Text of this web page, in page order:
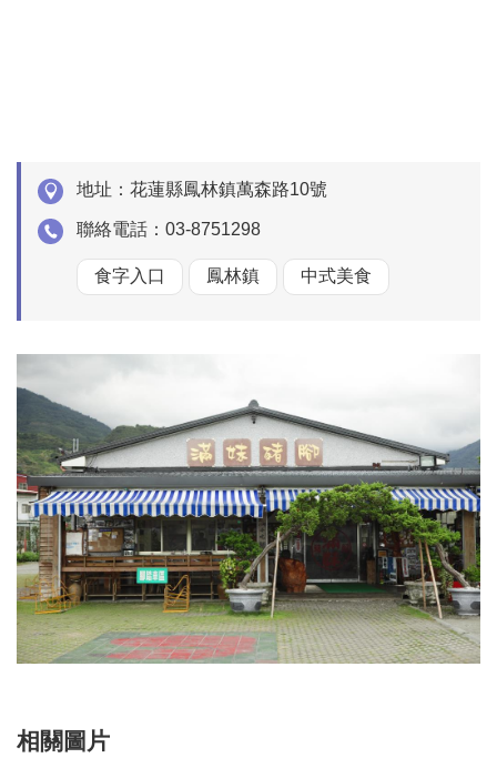
地址： 花蓮縣鳳林鎮萬森路10號
聯絡電話： 03-8751298
食字入口 鳳林鎮 中式美食
相關圖片